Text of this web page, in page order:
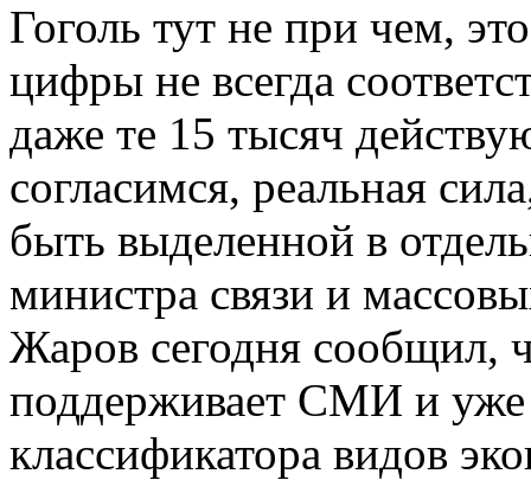
Гоголь тут не при чем,
цифры не всегда
даже те 15 тысяч
согласимся, реальная
быть выделенной в
министра связи и
Жаров сегодня сообщил,
поддерживает СМИ и уже
классификатора видов